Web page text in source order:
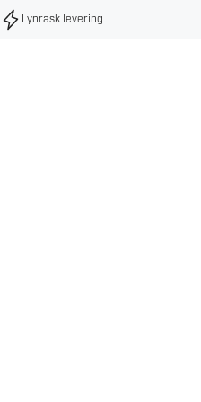
Lynrask levering